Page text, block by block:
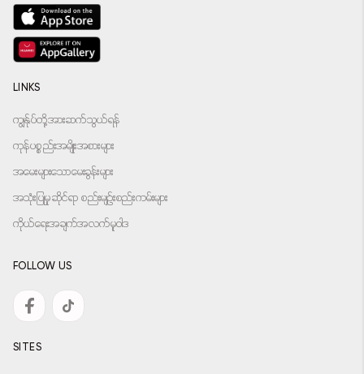
LINKS
ကျွန်ုပ်တို့အားဆက်သွယ်ရန်
ကုန်ပစ္စည်းအမျိုးအစားများ
အမေးများသောမေးခွန်းများ
အသုံးပြုမှုဆိုင်ရာ စည်းမျဉ်းစည်းကမ်းများ
ကိုယ်ရေးအချက်အလက်မူဝါဒ
FOLLOW US
SITES